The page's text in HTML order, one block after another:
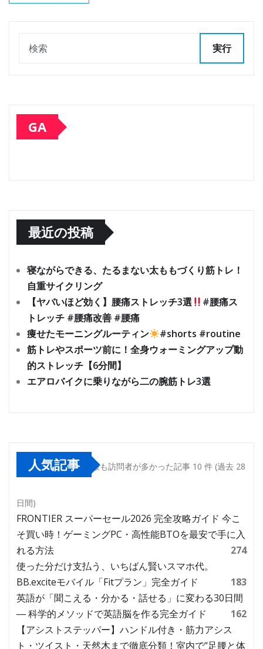
実行
GA
最近の投稿
寝ながらできる、たるまない太ももづくり筋トレ！
自重サイクリング
【ヤバいほど効く】腰痛ストレッチ3選
#腰痛ス
トレッチ #腰痛改善 #腰痛
痩せたモーニングルーティン
#shorts #routine
筋トレやスポーツ前に！全身ウォーミングアップ動
的ストレッチ【6分間】
エアロバイクに乗りながら二の腕筋トレ3選
人気記事 最も訪問者が多かった記事 10 件 (過去 28
日間)
FRONTIER スーパーセール2026 完全攻略ガイド 今こ
そ買い時！ゲーミングPC・高性能BTOを最安で手に入
れる方法
274
使った分だけ支払う、いちばん賢いスマホ代。
BB.exciteモバイル「Fitプラン」完全ガイド
183
英語が「聞こえる・分かる・話せる」に変わる30日間
― 科学的メソッドで英語脳を作る完全ガイド
162
【アシストステッパー】ハンドル付き・筋力アシス
ト・ツイスト・天然木まで徹底分類！室内で“足腰と体